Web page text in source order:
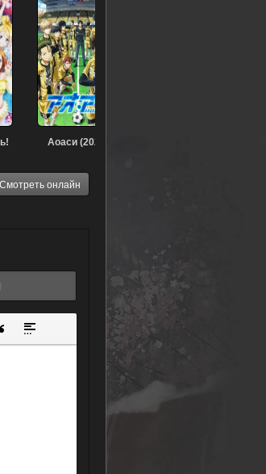
Смотреть онлайн
Аоаси (2022)
ссылкутекста
цитаты
Вставка спойлера